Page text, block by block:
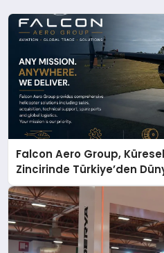
Falcon Aero Group,
Zincirinde Türkiye’den